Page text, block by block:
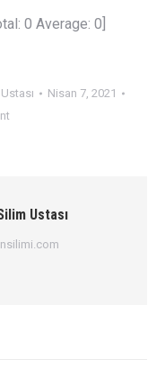
0 Average: 0
Nisan 7, 2021
Ustası